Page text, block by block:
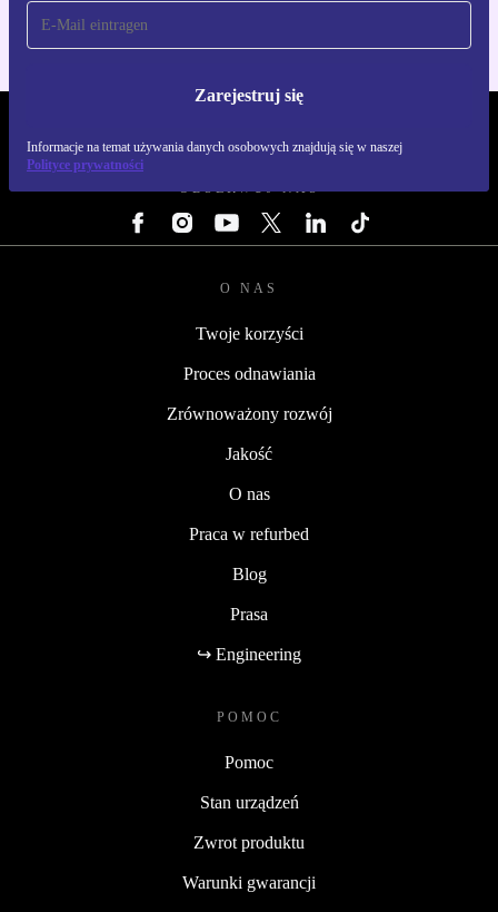
Zarejestruj się
Informacje na temat używania danych osobowych znajdują się w naszej
Polityce prywatności
OBSERWUJ NAS
O NAS
Twoje korzyści
Proces odnawiania
Zrównoważony rozwój
Jakość
O nas
Praca w refurbed
Blog
Prasa
↪ Engineering
POMOC
Pomoc
Stan urządzeń
Zwrot produktu
Warunki gwarancji